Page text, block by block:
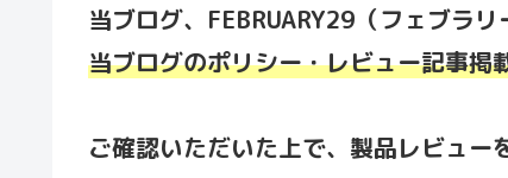
当ブログ、FEBRUARY29（フェブラ
当ブログのポリシー・レビュー記事掲
ご確認いただいた上で、製品レビュー